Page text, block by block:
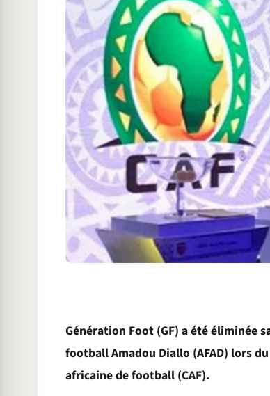
Génération Foot (GF) a été éliminée
football Amadou Diallo (AFAD) lors
africaine de football (CAF).